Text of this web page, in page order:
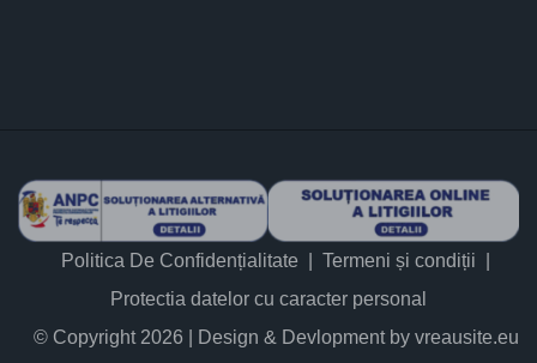
Politica De Confidențialitate
Termeni și condiții
Protectia datelor cu caracter personal
© Copyright 2026 | Design & Devlopment by vreausite.eu